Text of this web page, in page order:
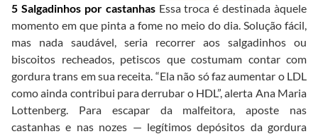
5 Salgadinhos por castanhasEssa troca é destinada àquele
momento em que pinta a fome no meio do dia. Solução fácil,
mas nada saudável, seria recorrer aos salgadinhos ou
biscoitos recheados, petiscos que costumam contar com
gordura trans em sua receita. “Ela não só faz aumentar o LDL
como ainda contribui para derrubar o HDL”, alerta Ana Maria
Lottenberg. Para escapar da malfeitora, aposte nas
castanhas e nas nozes — legítimos depósitos da gordura